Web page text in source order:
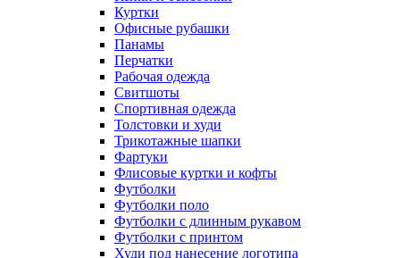
Куртки
Офисные рубашки
Панамы
Перчатки
Рабочая одежда
Свитшоты
Спортивная одежда
Толстовки и худи
Трикотажные шапки
Фартуки
Флисовые куртки и кофты
Футболки
Футболки поло
Футболки с длинным рукавом
Футболки с принтом
Худи под нанесение логотипа